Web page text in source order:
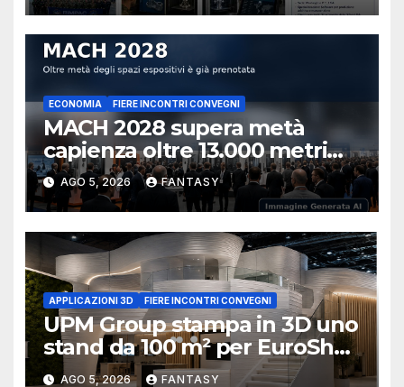
ECONOMIA FIERE INCONTRI CONVEGNI
MACH 2028 supera metà
capienza oltre 13.000 metri
quadrati già prenotati
AGO 5, 2026 FANTASY
APPLICAZIONI 3D FIERE INCONTRI CONVEGNI
UPM Group stampa in 3D uno
stand da 100 m² per EuroShop
2026
AGO 5, 2026 FANTASY